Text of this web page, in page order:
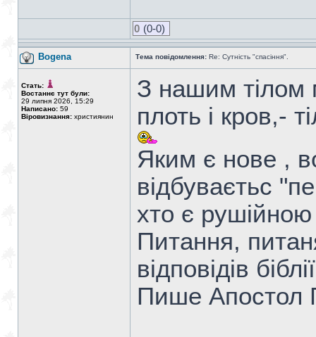
0 (0-0)
Bogena Тема повідомлення: Re: Сутність "спасіння".
Стать:
Востаннє тут були:
29 липня 2026, 15:29
Написано: 59
Віровизнання: християнин
З нашим тілом
плоть і кров,-
Яким є нове ,
відбуваєтьс
хто є
Питання,
відповідів
Пише Апостол